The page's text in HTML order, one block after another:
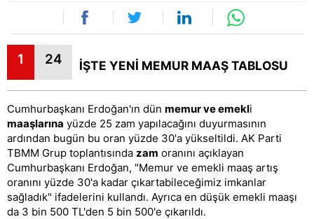
1 24 İŞTE YENİ MEMUR MAAŞ TABLOSU
Cumhurbaşkanı Erdoğan'ın dün memur ve emekli
maaşlarına yüzde 25 zam yapılacağını duyurmasının
ardından bugün bu oran yüzde 30'a yükseltildi. AK Parti
TBMM Grup toplantısında zam oranını açıklayan
Cumhurbaşkanı Erdoğan, "Memur ve emekli maaş artış
oranını yüzde 30'a kadar çıkartabileceğimiz imkanlar
sağladık" ifadelerini kullandı. Ayrıca en düşük emekli maaşı
da 3 bin 500 TL'den 5 bin 500'e çıkarıldı.